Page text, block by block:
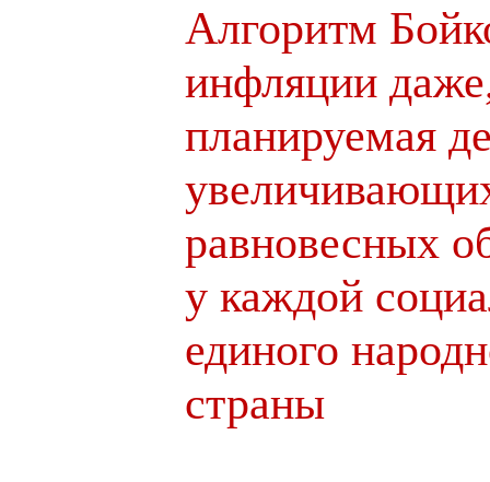
Алгоритм
инфляции
планируемая
равновесных
у каждой
единого
страны